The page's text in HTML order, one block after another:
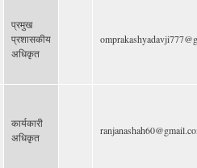
प्रमुख
प्रशासकीय
अधिकृत
कार्यकारी
अधिकृत